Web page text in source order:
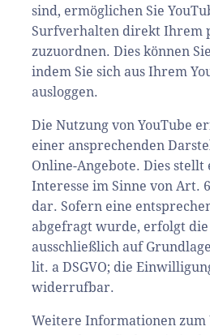
sind, ermöglichen Sie
Surfverhalten direkt Ihrem
zuzuordnen. Dies können
indem Sie sich aus Ihrem
ausloggen.
Die Nutzung von YouTube
einer ansprechenden
Online-Angebote. Dies
Interesse im Sinne von Art.
dar. Sofern eine
abgefragt wurde, erfolgt
ausschließlich auf
lit. a DSGVO; die
widerrufbar.
Weitere Informationen zum